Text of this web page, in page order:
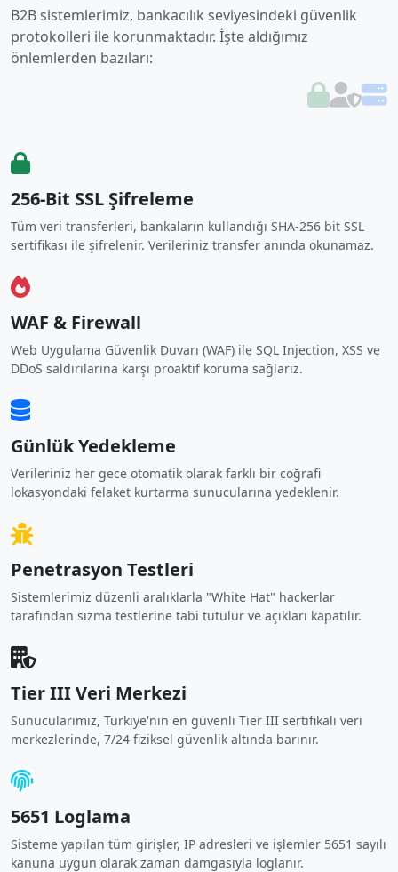
B2B sistemlerimiz, bankacılık seviyesindeki güvenlik
protokolleri ile korunmaktadır. İşte aldığımız
önlemlerden bazıları:
256-Bit SSL Şifreleme
Tüm veri transferleri, bankaların kullandığı SHA-256 bit SSL
sertifikası ile şifrelenir. Verileriniz transfer anında okunamaz.
WAF & Firewall
Web Uygulama Güvenlik Duvarı (WAF) ile SQL Injection, XSS ve
DDoS saldırılarına karşı proaktif koruma sağlarız.
Günlük Yedekleme
Verileriniz her gece otomatik olarak farklı bir coğrafi
lokasyondaki felaket kurtarma sunucularına yedeklenir.
Penetrasyon Testleri
Sistemlerimiz düzenli aralıklarla "White Hat" hackerlar
tarafından sızma testlerine tabi tutulur ve açıkları kapatılır.
Tier III Veri Merkezi
Sunucularımız, Türkiye'nin en güvenli Tier III sertifikalı veri
merkezlerinde, 7/24 fiziksel güvenlik altında barınır.
5651 Loglama
Sisteme yapılan tüm girişler, IP adresleri ve işlemler 5651 sayılı
kanuna uygun olarak zaman damgasıyla loglanır.